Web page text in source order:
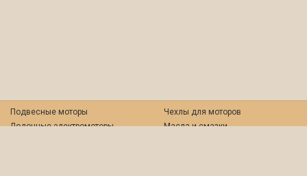
Подвесные моторы
Лодочные электромоторы
Чехлы для моторов
Масла и смазки